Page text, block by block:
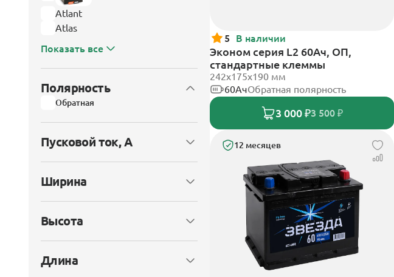
Atlant
Atlas
Показать все
Полярность
Обратная
Пусковой ток, А
Ширина
Высота
Длина
5 В наличии
Эконом серия L2 60Ач, ОП,
стандартные клеммы
242х175х190 мм
60АчОбратная полярность
3 000 ₽3 500 ₽
12 месяцев